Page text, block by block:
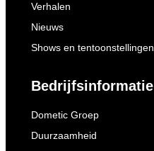
Verhalen
Nieuws
Shows en tentoonstellingen
Bedrijfsinformatie
Dometic Groep
Duurzaamheid